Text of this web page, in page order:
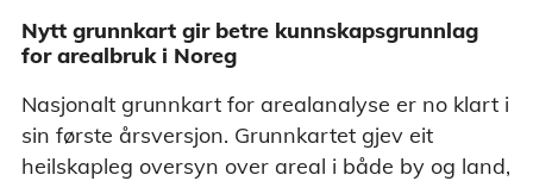
Nytt grunnkart gir betre kunnskapsgrunnlag
for arealbruk i Noreg
Nasjonalt grunnkart for arealanalyse er no klart i
sin første årsversjon. Grunnkartet gjev eit
heilskapleg oversyn over areal i både by og land,